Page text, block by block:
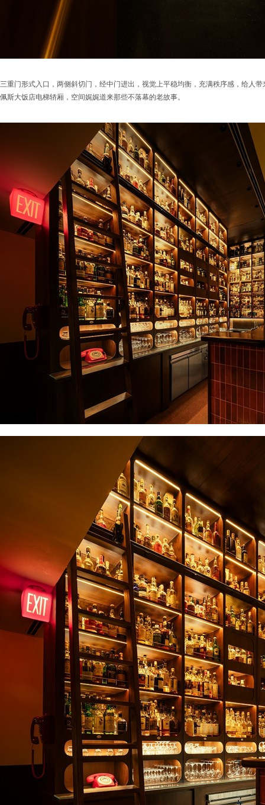
三重门形式入口，两侧斜切门，经中门进出，视觉上平稳均衡，充满秩序感，给人
佩斯大饭店电梯轿厢，空间娓娓道来那些不落幕的老故事。